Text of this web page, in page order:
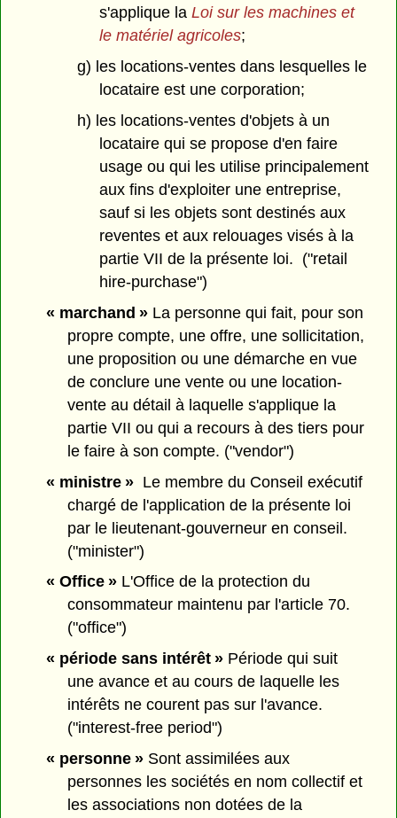
s'applique la Loi sur les machines et
le matériel agricoles;
g) les locations-ventes dans lesquelles le
locataire est une corporation;
h) les locations-ventes d'objets à un
locataire qui se propose d'en faire
usage ou qui les utilise principalement
aux fins d'exploiter une entreprise,
sauf si les objets sont destinés aux
reventes et aux relouages visés à la
partie VII de la présente loi. ("retail
hire-purchase")
« marchand »La personne qui fait, pour son
propre compte, une offre, une sollicitation,
une proposition ou une démarche en vue
de conclure une vente ou une location-
vente au détail à laquelle s'applique la
partie VII ou qui a recours à des tiers pour
le faire à son compte. ("vendor")
« ministre »Le membre du Conseil exécutif
chargé de l'application de la présente loi
par le lieutenant-gouverneur en conseil.
("minister")
« Office »L'Office de la protection du
consommateur maintenu par l'article 70.
("office")
« période sans intérêt »Période qui suit
une avance et au cours de laquelle les
intérêts ne courent pas sur l'avance.
("interest-free period")
« personne »Sont assimilées aux
personnes les sociétés en nom collectif et
les associations non dotées de la